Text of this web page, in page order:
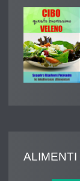
ALIMENTI